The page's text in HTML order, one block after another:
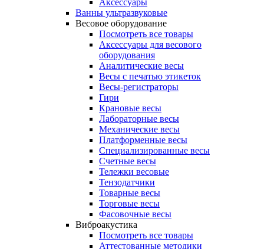
Аксессуары
Ванны ультразвуковые
Весовое оборудование
Посмотреть все товары
Аксессуары для весового
оборудования
Аналитические весы
Весы с печатью этикеток
Весы-регистраторы
Гири
Крановые весы
Лабораторные весы
Механические весы
Платформенные весы
Специализированные весы
Счетные весы
Тележки весовые
Тензодатчики
Товарные весы
Торговые весы
Фасовочные весы
Виброакустика
Посмотреть все товары
Аттестованные методики